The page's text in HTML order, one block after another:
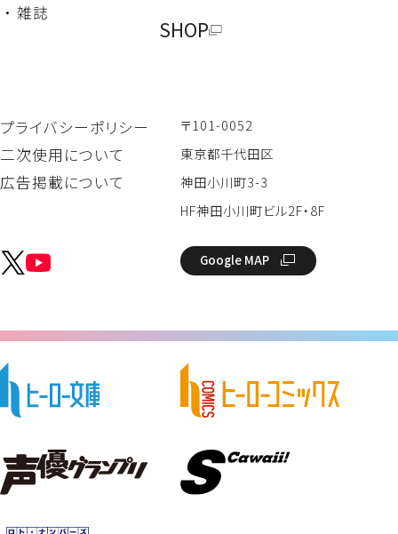
プライバシーポリシー
二次使用について
広告掲載について
〒101-0052
東京都千代田区
神田小川町3-3
HF神田小川町ビル2F・8F
Google MAP
・ 雑誌
SHOP